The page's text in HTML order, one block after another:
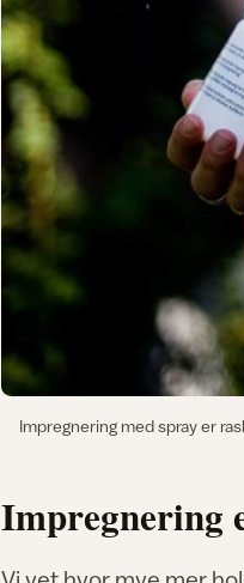
Impregnering med spray er
Impregnering